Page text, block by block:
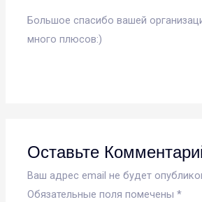
Большое спасибо вашей
много плюсов:)
Оставьте
Ваш адрес email не будет
Обязательные поля помечены*